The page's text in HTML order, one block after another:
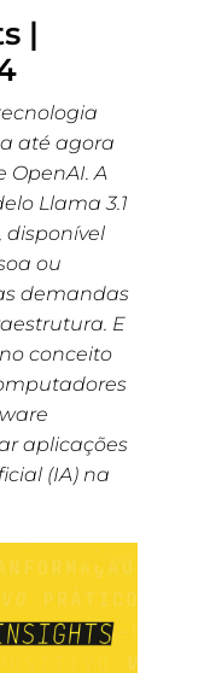
|
até agora
OpenAI. A
Llama 3.1
disponível
ou
demandas
E
conceito
aplicações
(IA) na